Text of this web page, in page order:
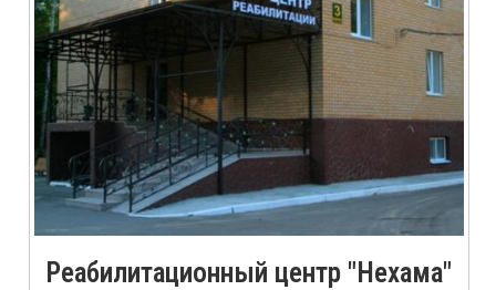
Реабилитационный центр "Нехама"